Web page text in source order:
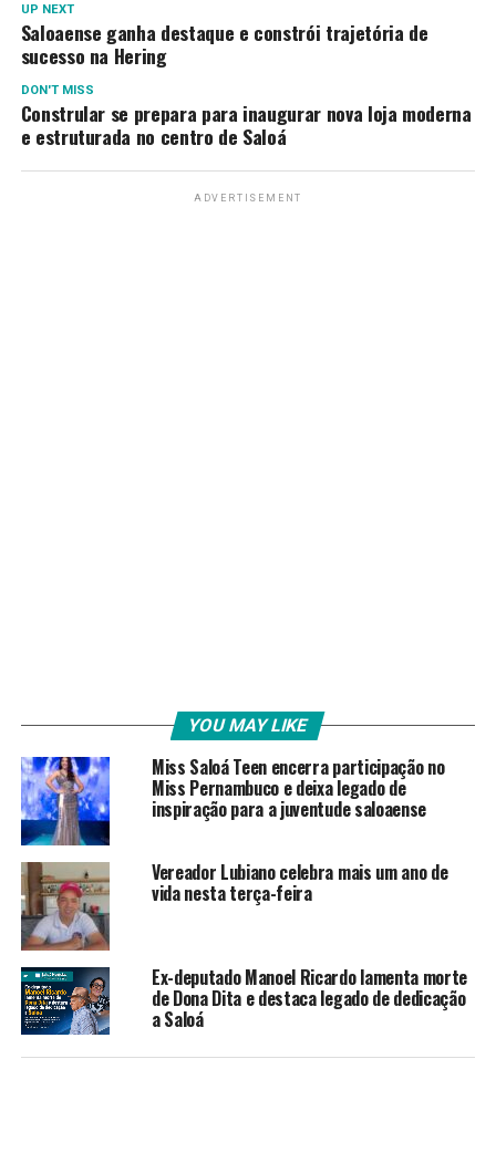
UP NEXT
Saloaense ganha destaque e constrói trajetória de
sucesso na Hering
DON'T MISS
Constrular se prepara para inaugurar nova loja moderna
e estruturada no centro de Saloá
ADVERTISEMENT
YOU MAY LIKE
Miss Saloá Teen encerra participação no
Miss Pernambuco e deixa legado de
inspiração para a juventude saloaense
Vereador Lubiano celebra mais um ano de
vida nesta terça-feira
Ex-deputado Manoel Ricardo lamenta morte
de Dona Dita e destaca legado de dedicação
a Saloá